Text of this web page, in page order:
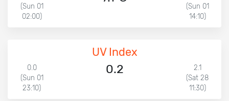
(Sun 01
02:00)
(Sun 01
14:10)
UV Index
0.0
(Sun 01
23:10)
0.2
2.1
(Sat 28
11:30)